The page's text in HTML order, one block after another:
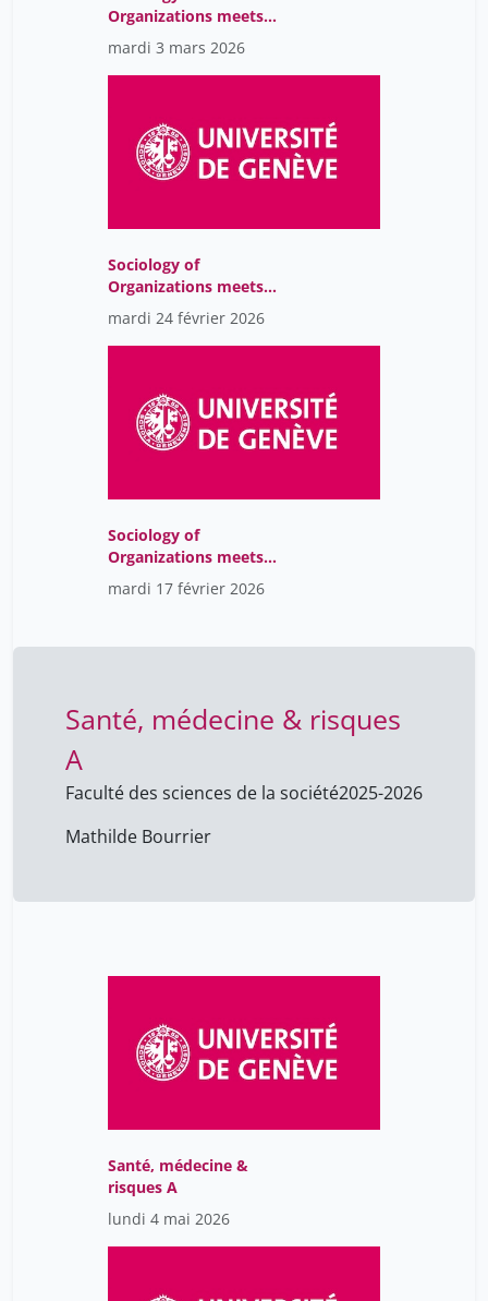
Organizations meets
Sustainability Issues
mardi 3 mars 2026
Sociology of
Organizations meets
Sustainability Issues
mardi 24 février 2026
Sociology of
Organizations meets
Sustainability Issues
mardi 17 février 2026
Santé, médecine & risques
A
Faculté des sciences de la société2025-2026
Mathilde Bourrier
Santé, médecine &
risques A
lundi 4 mai 2026